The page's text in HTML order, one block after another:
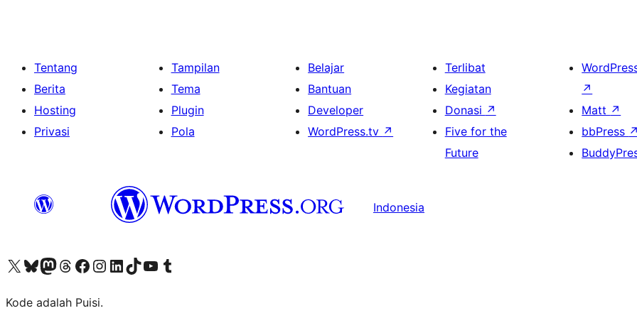
Tentang
Berita
Hosting
Privasi
Tampilan
Tema
Plugin
Pola
Belajar
Bantuan
Developer
WordPress.tv ↗
Terlibat
Kegiatan
Donasi ↗
Five for the
Future
↗
Matt ↗
bbPress ↗
Indonesia
Kunjungi akun X (sebelumnya Twitter) kamiVisit our Bluesky account
Kunjungi akun Mastodon kami
Visit our Threads account
Kunjungi halaman Facebook kamiKunjungi akun Instagram kamiKunjungi akun LinkedIn kami
Visit our TikTok account
Kunjungi channel YouTube kamiVisit our Tumblr account
Kode adalah Puisi.